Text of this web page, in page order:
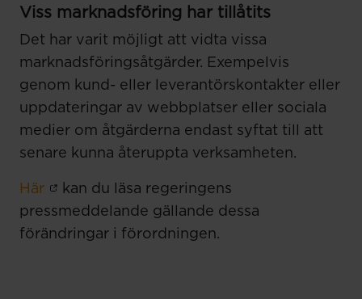
Viss marknadsföring har till åtits
Det har varit möjligt att vidta vissa
marknadsföringsåtgärder. Exempelvis
genom kund- eller leverantörskontakter eller
uppdateringar av webbplatser eller sociala
medier om åtgärderna endast syftat till att
senare kunna återuppta verksamheten.
Här
kan du läsa regeringens
pressmeddelande gällande dessa
förändringar i förordningen.